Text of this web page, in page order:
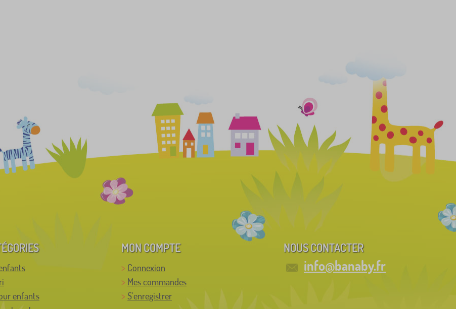
enfants
MON COMPTE
Connexion
Mes commandes
S'enregistrer
NOUS CONTACTER
info@banaby.fr